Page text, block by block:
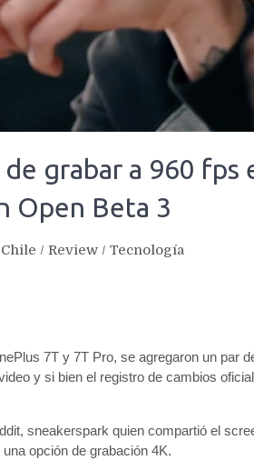
grabar a 960 fps
Open Beta 3
Chile / Review / Tecnología
7T y 7T Pro, se agregaron un par
y si bien el registro de cambios
sneakerspark quien compartió el
opción de grabación 4K.